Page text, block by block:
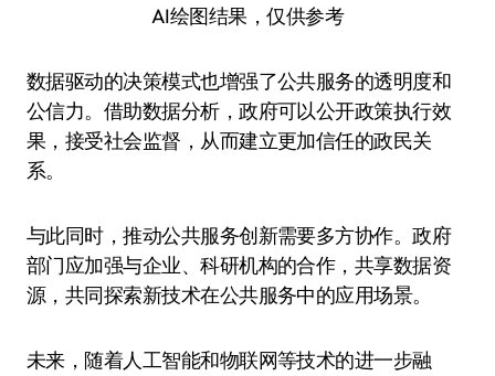
AI绘图结果，仅供参考
数据驱动的决策模式也增强了公共服务的透明度和
公信力。借助数据分析，政府可以公开政策执行效
果，接受社会监督，从而建立更加信任的政民关
系。
与此同时，推动公共服务创新需要多方协作。政府
部门应加强与企业、科研机构的合作，共享数据资
源，共同探索新技术在公共服务中的应用场景。
未来，随着人工智能和物联网等技术的进一步融